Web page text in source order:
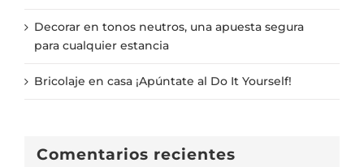
Decorar en tonos neutros, una apuesta segura
para cualquier estancia
Bricolaje en casa ¡Apúntate al Do It Yourself!
Comentarios recientes